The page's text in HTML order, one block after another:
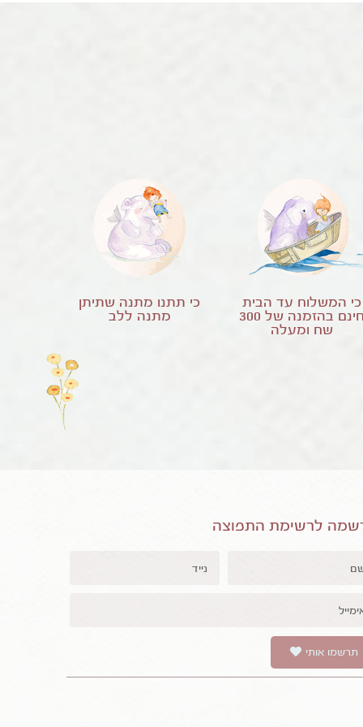
כי המשלוח עד הבית
חינם בהזמנה של 300
שח ומעלה
כי תתנו מתנה שתיתן
מתנה ללב
לרשימת התפוצה
תרשמו אותי